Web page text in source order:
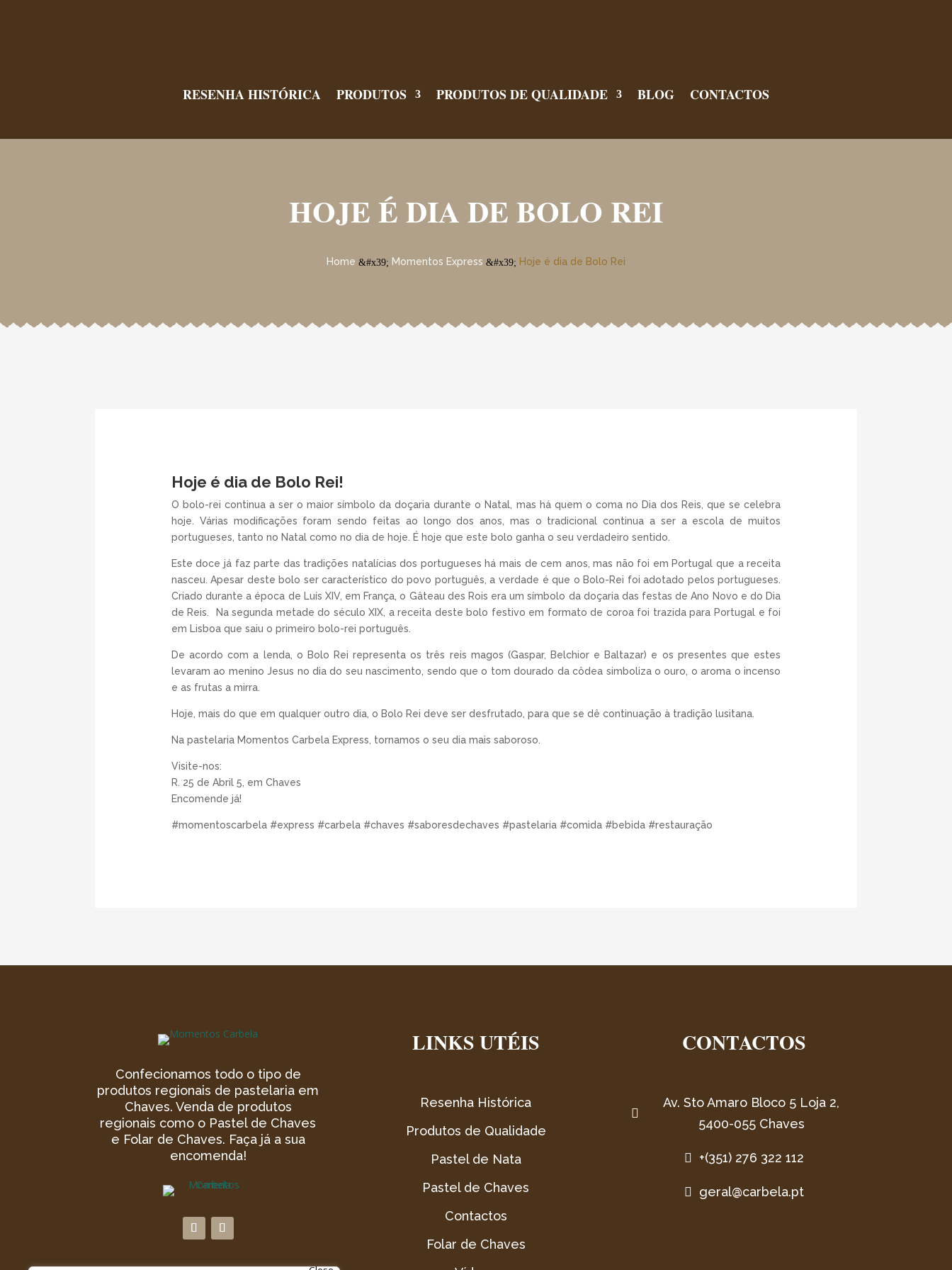
RESENHA HISTÓRICA PRODUTOS PRODUTOS DE QUALIDADE BLOG CONTACTOS
HOJE É DIA DE BOLO REI
Home &#x39; Momentos Express &#x39; Hoje é dia de Bolo Rei
Hoje é dia de Bolo Rei!
O bolo-rei continua a ser o maior símbolo da doçaria durante o Natal, mas há quem o coma no Dia dos Reis, que se celebra
hoje. Várias modificações foram sendo feitas ao longo dos anos, mas o tradicional continua a ser a escola de muitos
portugueses, tanto no Natal como no dia de hoje. É hoje que este bolo ganha o seu verdadeiro sentido.
Este doce já faz parte das tradições natalícias dos portugueses há mais de cem anos, mas não foi em Portugal que a receita
nasceu. Apesar deste bolo ser característico do povo português, a verdade é que o Bolo-Rei foi adotado pelos portugueses.
Criado durante a época de Luís XIV, em França, o Gâteau des Rois era um símbolo da doçaria das festas de Ano Novo e do Dia
de Reis. Na segunda metade do século XIX, a receita deste bolo festivo em formato de coroa foi trazida para Portugal e foi
em Lisboa que saiu o primeiro bolo-rei português.
De acordo com a lenda, o Bolo Rei representa os três reis magos (Gaspar, Belchior e Baltazar) e os presentes que estes
levaram ao menino Jesus no dia do seu nascimento, sendo que o tom dourado da côdea simboliza o ouro, o aroma o incenso
e as frutas a mirra.
Hoje, mais do que em qualquer outro dia, o Bolo Rei deve ser desfrutado, para que se dê continuação à tradição lusitana.
Na pastelaria Momentos Carbela Express, tornamos o seu dia mais saboroso.
Visite-nos:
R. 25 de Abril 5, em Chaves
Encomende já!
#momentoscarbela #express #carbela #chaves #saboresdechaves #pastelaria #comida #bebida #restauração
Confecionamos todo o tipo de
produtos regionais de pastelaria em
Chaves. Venda de produtos
regionais como o Pastel de Chaves
e Folar de Chaves. Faça já a sua
encomenda!
LINKS UTÉIS
Resenha Histórica
Produtos de Qualidade
Pastel de Nata
Pastel de Chaves
Contactos
Folar de Chaves
CONTACTOS

Av. Sto Amaro Bloco 5 Loja 2,
5400-055 Chaves
 +(351) 276 322 112
 geral@carbela.pt